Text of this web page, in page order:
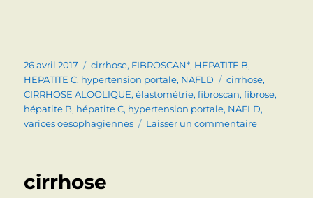
Publié
le
26 avril 2017 Catégories
cirrhose, FIBROSCAN*, HEPATITE B,
HEPATITE C, hypertension portale, NAFLD Étiquettes
cirrhose,
CIRRHOSE ALOOLIQUE,élastométrie,fibroscan,fibrose,
hépatite B, hépatite C, hypertension portale, NAFLD,
varices oesophagiennes
Laisser un commentairesur
cirrhose